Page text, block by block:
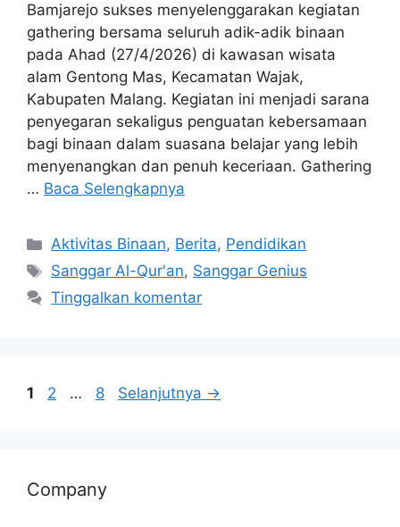
Bamjarejo sukses menyelenggarakan kegiatan
gathering bersama seluruh adik-adik binaan
pada Ahad (27/4/2026) di kawasan wisata
alam Gentong Mas, Kecamatan Wajak,
Kabupaten Malang. Kegiatan ini menjadi sarana
penyegaran sekaligus penguatan kebersamaan
bagi binaan dalam suasana belajar yang lebih
menyenangkan dan penuh keceriaan. Gathering
… Baca Selengkapnya
Aktivitas Binaan, Berita, Pendidikan
Sanggar Al-Qur'an, Sanggar Genius
Tinggalkan komentar
1 2 … 8 Selanjutnya →
Company